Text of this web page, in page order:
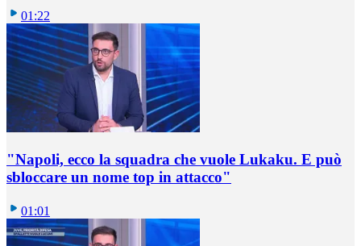
01:22
"Napoli, ecco la squadra che vuole Lukaku. E può
sbloccare un nome top in attacco"
01:01